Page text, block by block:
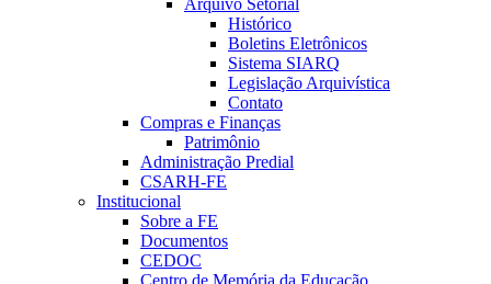
Arquivo Setorial
Histórico
Boletins Eletrônicos
Sistema SIARQ
Legislação Arquivística
Contato
Compras e Finanças
Patrimônio
Administração Predial
CSARH-FE
Institucional
Sobre a FE
Documentos
CEDOC
Centro de Memória da Educação